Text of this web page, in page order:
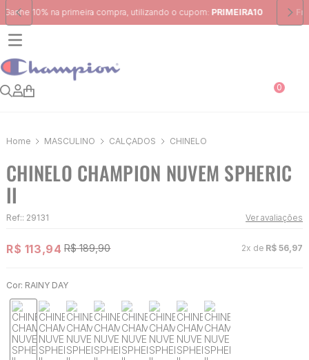
Frete Grátispara região Sudeste em pedidos acima de R$ 399,00
0
MASCULINO CALÇADOS CHINELO
CHINELO CHAMPION NUVEM SPHERIC
II
Ref:: 29131 Ver avaliações
R$ 113,94 R$ 189,90 2x de R$ 56 97
Cor: RAINY DAY